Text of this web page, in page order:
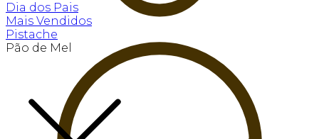
Dia dos Pais
Mais Vendidos
Pistache
Pão de Mel